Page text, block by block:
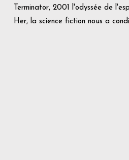
Terminator, 2001 l'odyssée de
Her, la science fiction nous a